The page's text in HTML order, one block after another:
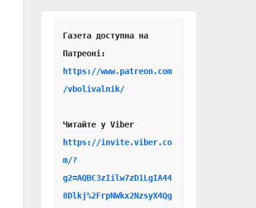
Газета доступна на
https://www.patreon.com
/vbolivalnik/
Читайте у Viber
https://invite.viber.co
m/?
g2=AQBC3zIilw7zD1LgIA44
8Dlkj%2FrpNWkx2NzsyX4Qg